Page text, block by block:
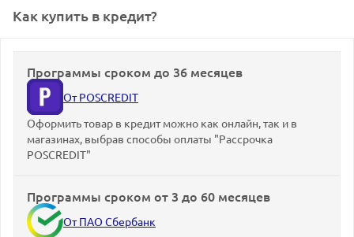
Как купить в кредит?
Программы сроком до 36 месяцев
От POSCREDIT
Оформить товар в кредит можно как онлайн, так и в
магазинах, выбрав способы оплаты "Рассрочка
POSCREDIT"
Программы сроком от 3 до 60 месяцев
От ПАО Сбербанк